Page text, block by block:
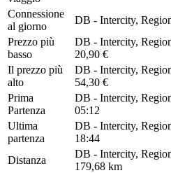
Connessione
al giorno
DB - Intercity,
Prezzo più
basso
DB - Intercity,
20,90 €
Il prezzo più
alto
DB - Intercity,
54,30 €
Prima
Partenza
DB - Intercity,
05:12
Ultima
partenza
DB - Intercity,
18:44
Distanza
DB - Intercity,
179,68 km